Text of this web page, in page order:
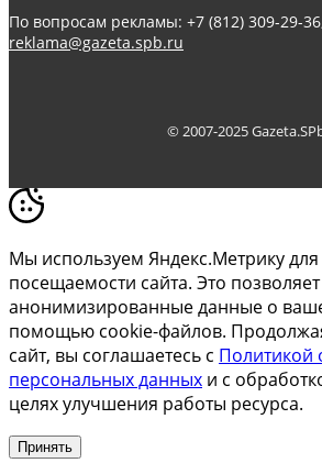
По вопросам рекламы: +7 (812) 309-29-
reklama@gazeta.spb.ru
© 2007-2025
Мы используем Яндекс.Метрику для
посещаемости сайта. Это
анонимизированные данные о
помощью cookie-файлов.
сайт, вы соглашаетесь с Политикой
персональных данных и с
целях улучшения работы ресурса.
Принять